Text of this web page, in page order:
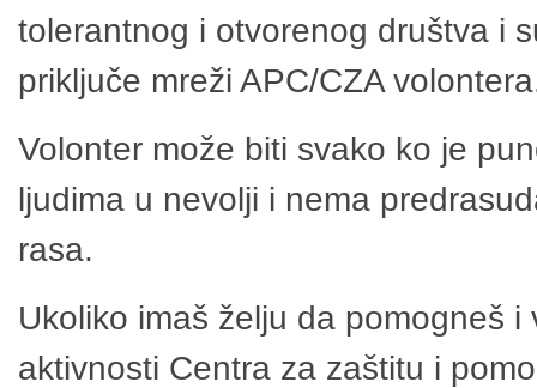
tolerantnog i otvorenog društva i
priključe mreži APC/CZA
Volonter može biti svako ko je
ljudima u nevolji i nema
rasa.
Ukoliko imaš želju da pomogneš
aktivnosti Centra za zaštitu i